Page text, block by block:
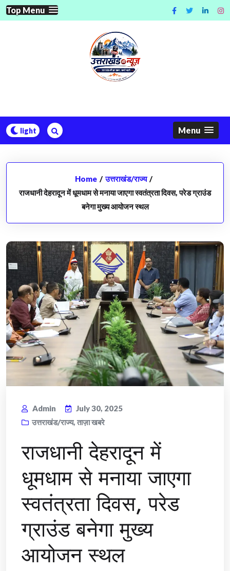
Skip
to
Top Menu
Menu
Home / उत्तराखंड/राज्य /
राजधानी देहरादून में धूमधाम से मनाया जाएगा स्वतंत्रता दिवस, परेड ग्राउंड
बनेगा मुख्य आयोजन स्थल
Admin
July 30, 2025
उत्तराखंड/राज्य, ताज़ा खबरे
राजधानी देहरादून में
धूमधाम से मनाया जाएगा
स्वतंत्रता दिवस, परेड
ग्राउंड बनेगा मुख्य
आयोजन स्थल